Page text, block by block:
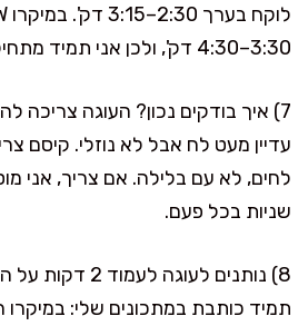
3:30–4:30 דק', ולכן אני תמיד מתחילה בזמן קצר ובודקת.
7) איך בודקים נכון? העוגה צריכה
עדיין מעט לח אבל לא נוזלי. קיסם
שניות בכל פעם.
8) נותנים לעוגה
תמיד כותבת במתכונים שלי: